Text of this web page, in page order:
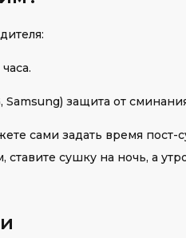
защита от
сами задать время
сушку на ночь, а